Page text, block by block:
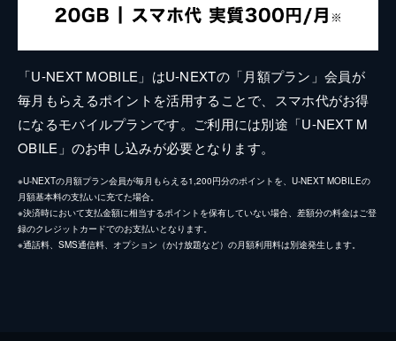
「U-NEXT MOBILE」はU-NEXTの「月額プラン」会員が
毎月もらえるポイントを活用することで、スマホ代がお得
になるモバイルプランです。ご利用には別途「U-NEXT M
OBILE」のお申し込みが必要となります。
※U-NEXTの月額プラン会員が毎月もらえる1,200円分のポイントを、U-NEXT MOBILEの
月額基本料の支払いに充てた場合。
※決済時において支払金額に相当するポイントを保有していない場合、差額分の料金はご登
録のクレジットカードでのお支払いとなります。
※通話料、SMS通信料、オプション（かけ放題など）の月額利用料は別途発生します。